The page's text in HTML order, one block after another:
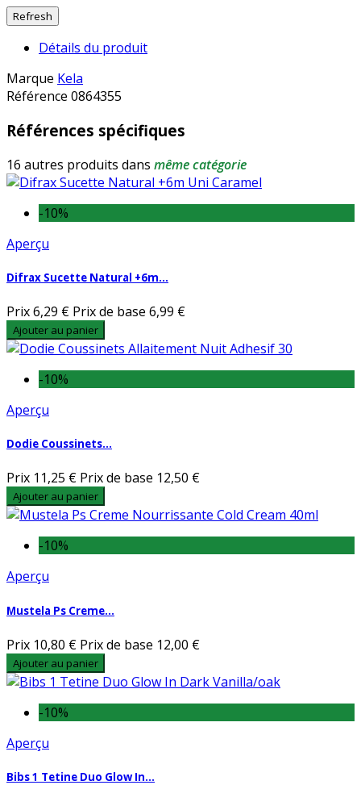
Détails du produit
Marque Kela
Référence 0864355
Références spécifiques
16 autres produits dans même catégorie
-10%
Aperçu
Difrax Sucette Natural +6m...
Prix6,29 € Prix de base 6,99 €
Ajouter au panier
-10%
Aperçu
Dodie Coussinets...
Prix 11,25 € Prix de base 12,50 €
Ajouter au panier
-10%
Aperçu
Mustela Ps Creme...
Prix 10,80 € Prix de base 12,00 €
Ajouter au panier
-10%
Aperçu
Bibs 1 Tetine Duo Glow In...